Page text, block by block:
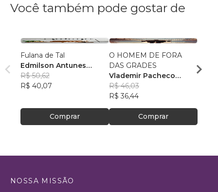
Você também pode gostar de
Fulana de Tal
Edmilson Antunes
Tavares
R$ 50,62
R$ 40,07
Comprar
O HOMEM DE FORA
DAS GRADES
Vlademir Pacheco
Custodio
R$ 46,03
R$ 36,44
Comprar
R$
NOSSA MISSÃO